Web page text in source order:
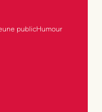
publicHumour